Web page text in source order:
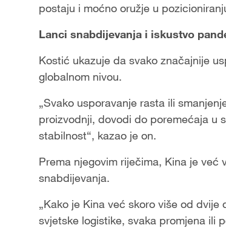
postaju i moćno oružje u
Lanci snabdijevanja i iskustvo
Kostić ukazuje da svako značajnije
globalnom nivou.
„Svako usporavanje rasta ili
proizvodnji, dovodi do poremećaja u
stabilnost“, kazao je on.
Prema njegovim riječima, Kina je
snabdijevanja.
„Kako je Kina već skoro više od
svjetske logistike, svaka promjena ili